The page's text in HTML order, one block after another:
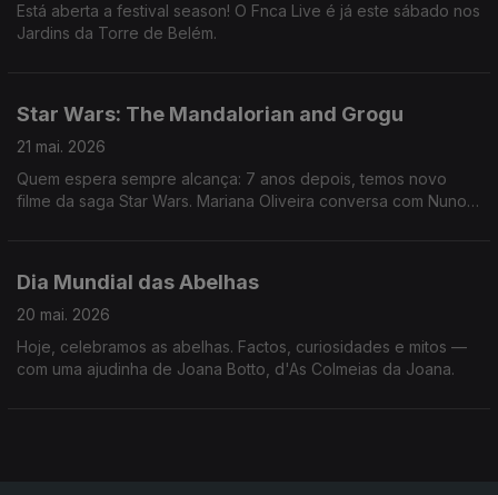
Está aberta a festival season! O Fnca Live é já este sábado nos
Jardins da Torre de Belém.
Star Wars: The Mandalorian and Grogu
21 mai. 2026
Quem espera sempre alcança: 7 anos depois, temos novo
filme da saga Star Wars. Mariana Oliveira conversa com Nuno
Dia Mundial das Abelhas
20 mai. 2026
Hoje, celebramos as abelhas. Factos, curiosidades e mitos —
com uma ajudinha de Joana Botto, d'As Colmeias da Joana.